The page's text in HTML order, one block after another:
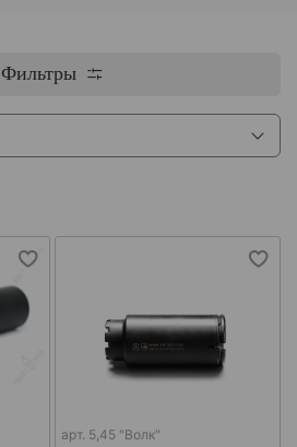
Фильтры
арт. 5,45 "Волк"